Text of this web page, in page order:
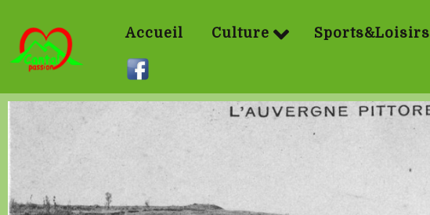
Accueil Culture Sports&Loisirs